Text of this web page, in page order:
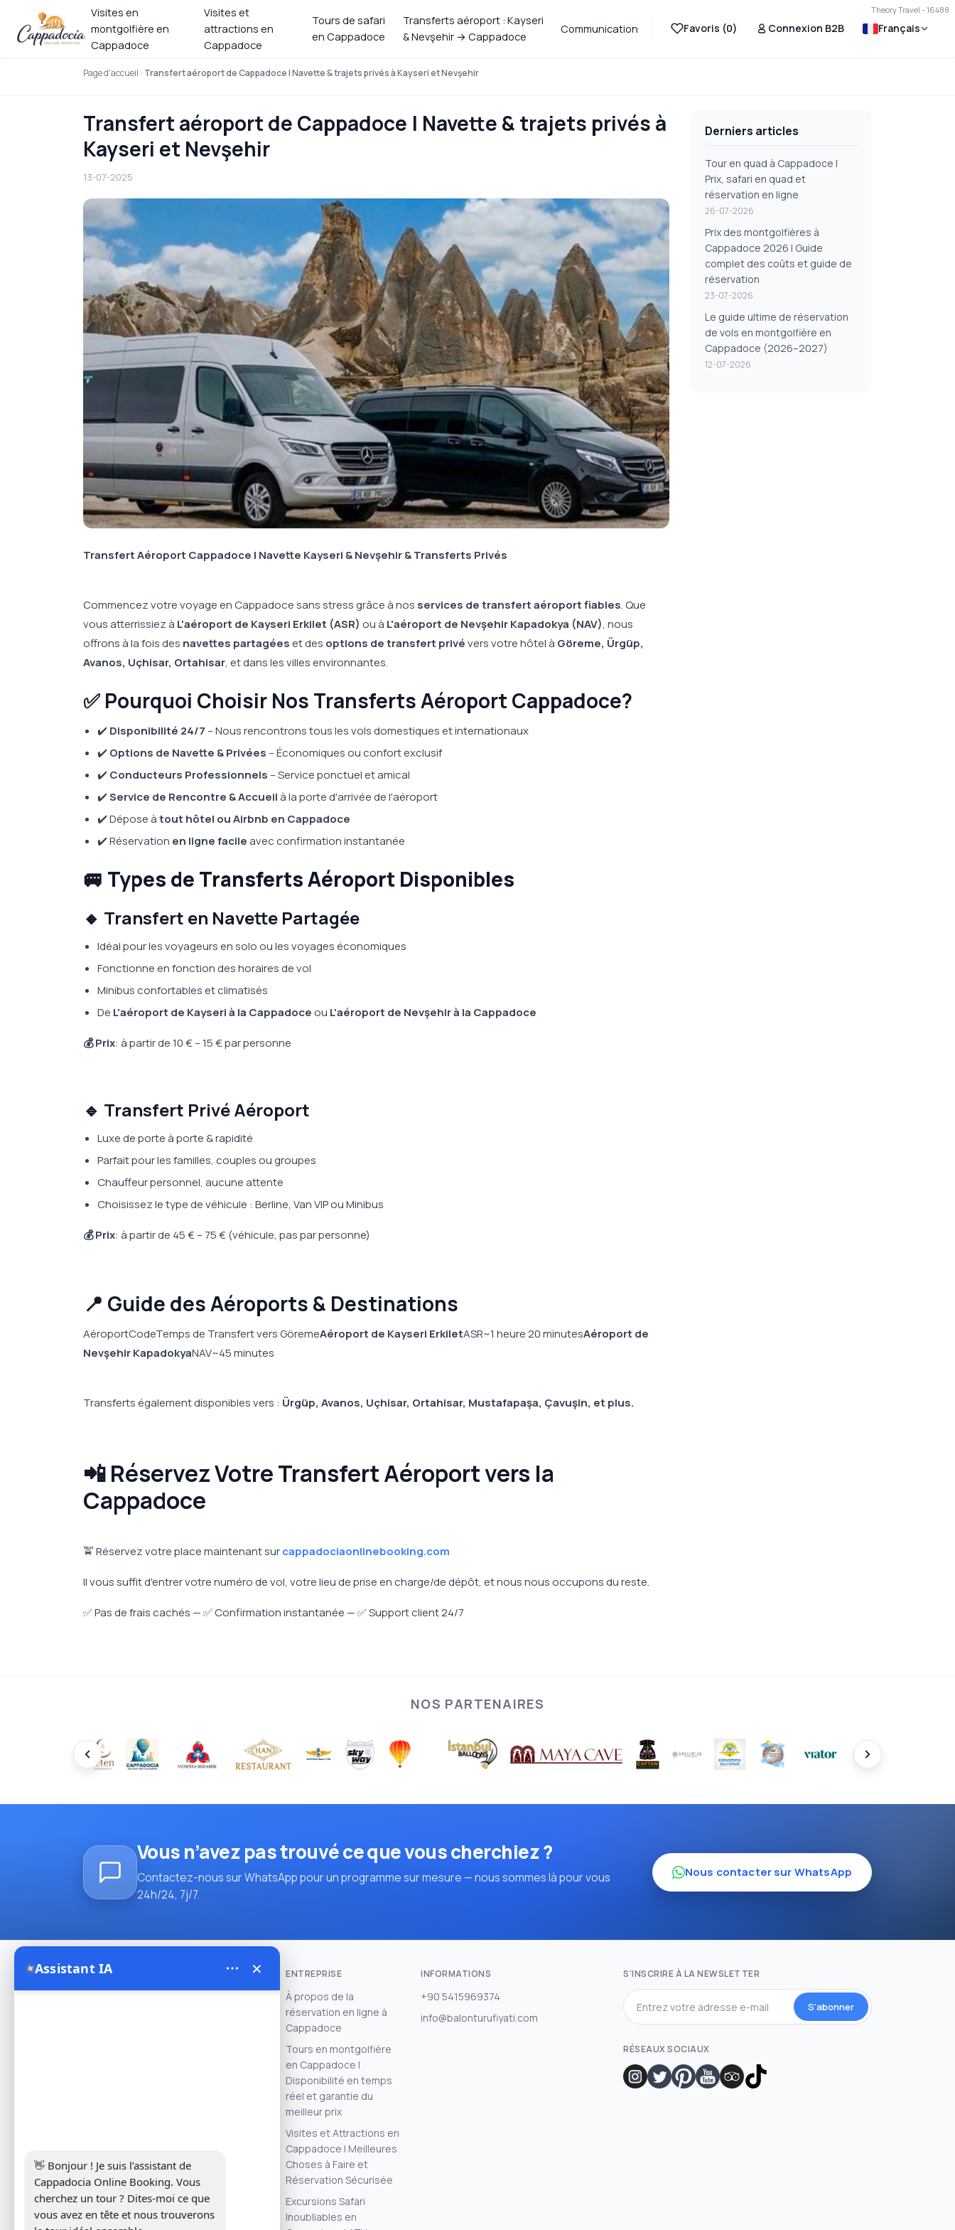
Theory Travel - 16488
Visites en
montgolfière en
Cappadoce
Visites et
attractions en
Cappadoce
Tours de safari
en Cappadoce
Transferts aéroport : Kayseri
& Nevşehir → Cappadoce
Communication Favoris (0) Connexion B2B Français
Page d'accueil Transfert aéroport de Cappadoce | Navette & trajets privés à Kayseri et Nevşehir
Transfert aéroport de Cappadoce | Navette & trajets privés à
Kayseri et Nevşehir
13-07-2025
Transfert Aéroport Cappadoce | Navette Kayseri & Nevşehir & Transferts Privés
Commencez votre voyage en Cappadoce sans stress grâce à nos services de transfert aéroport fiables. Que
vous atterrissiez à L'aéroport de Kayseri Erkilet (ASR) ou à L'aéroport de Nevşehir Kapadokya (NAV), nous
offrons à la fois des navettes partagéeset des options de transfert privévers votre hôtel à Göreme, Ürgüp,
Avanos, Uçhisar, Ortahisar, et dans les villes environnantes.
✅ Pourquoi Choisir Nos Transferts Aéroport Cappadoce?
✔️Disponibilité 24/7 – Nous rencontrons tous les vols domestiques et internationaux
✔️Options de Navette & Privées – Économiques ou confort exclusif
✔️Conducteurs Professionnels – Service ponctuel et amical
✔️Service de Rencontre & Accueilà la porte d'arrivée de l'aéroport
✔️ Dépose àtout hôtel ou Airbnb en Cappadoce
✔️ Réservation en ligne facileavec confirmation instantanée
🚐 Types de Transferts Aéroport Disponibles
🔸 Transfert en Navette Partagée
Idéal pour les voyageurs en solo ou les voyages économiques
Fonctionne en fonction des horaires de vol
Minibus confortables et climatisés
De L'aéroport de Kayseri à la Cappadoceou L'aéroport de Nevşehir à la Cappadoce
💰 Prix: à partir de 10 € – 15 € par personne
🔹 Transfert Privé Aéroport
Luxe de porte à porte & rapidité
Parfait pour les familles, couples ou groupes
Chauffeur personnel, aucune attente
Choisissez le type de véhicule : Berline, Van VIP ou Minibus
💰 Prix: à partir de 45 € – 75 € (véhicule, pas par personne)
📍 Guide des Aéroports & Destinations
AéroportCodeTemps de Transfert vers GöremeAéroport de Kayseri ErkiletASR~1 heure 20 minutesAéroport de
Nevşehir KapadokyaNAV~45 minutes
Transferts également disponibles vers : Ürgüp, Avanos, Uçhisar, Ortahisar, Mustafapaşa, Çavuşin, et plus.
📲 Réservez Votre Transfert Aéroport vers la
Cappadoce
🚖 Réservez votre place maintenant surcappadociaonlinebooking.com
Il vous suffit d'entrer votre numéro de vol, votre lieu de prise en charge/de dépôt, et nous nous occupons du reste.
✅ Pas de frais cachés — ✅ Confirmation instantanée — ✅ Support client 24/7
Derniers articles
Tour en quad à Cappadoce |
Prix, safari en quad et
réservation en ligne
26-07-2026
Prix des montgolfières à
Cappadoce 2026 | Guide
complet des coûts et guide de
réservation
23-07-2026
Le guide ultime de réservation
de vols en montgolfière en
Cappadoce (2026–2027)
12-07-2026
NOS PARTENAIRES
Vous n’avez pas trouvé ce que vous cherchiez ?
Contactez-nous sur WhatsApp pour un programme sur mesure — nous sommes là pour vous
24h/24, 7j/7.
Nous contacter sur WhatsApp
ENTREPRISE
À propos de la
réservation en ligne à
Cappadoce
Tours en montgolfière
en Cappadoce |
Disponibilité en temps
réel et garantie du
meilleur prix
Visites et Attractions en
Cappadoce | Meilleures
Choses à Faire et
Réservation Sécurisée
Excursions Safari
Inoubliables en
INFORMATIONS
+90 5415969374
info@balonturufiyati.com
S'INSCRIRE À LA NEWSLETTER
S'abonner
RÉSEAUX SOCIAUX
✦Assistant IA ×
👋 Bonjour ! Je suis l’assistant de
Cappadocia Online Booking. Vous
cherchez un tour ? Dites-moi ce que
vous avez en tête et nous trouverons